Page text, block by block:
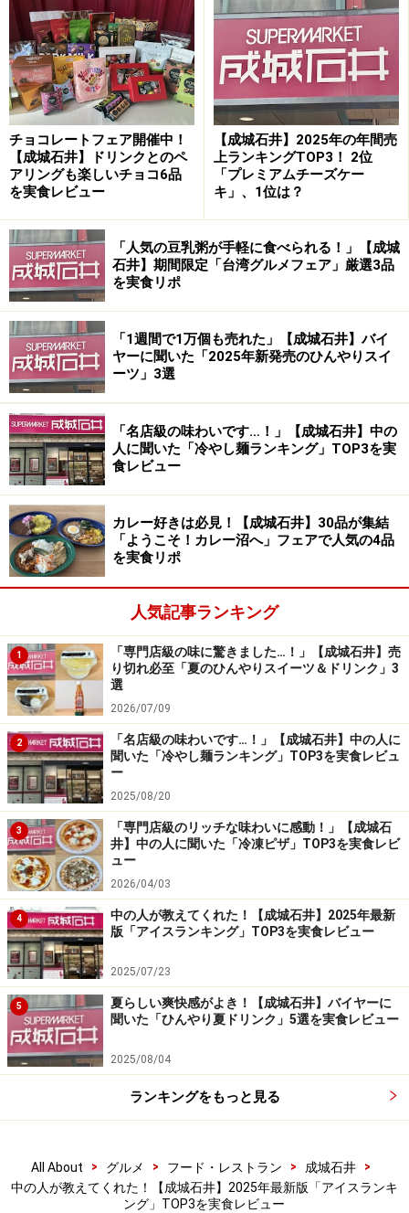
北海道産のミルクが主役の極上アイス！ 上品な口どけは高
級感があります
一口食べると、まるで北海道の牧場で食べているかのよ
うなミルクの濃さに驚きます。搾りたてのソフトクリー
ムのようなミルクのコクと、軽さがありつつも滑らかな
できます。
第2位：「成城石井 白バラアイスクリーム
バーミルク」479円
「成城石井 白バラアイスクリームバーミルク」 8本入479円
（税込）
第2位は「成城石井 白バラアイスクリームバーミルク」
8本入479円（税込）です。こちらは、鳥取県大山乳業農
協の「白バラ牛乳」を使用したアイスクリームバー。片
手で食べられる手軽さと、アイスクリームならではのク
リーミーな味わいが魅力です。
小さめサイズで食べやすさも◎。小腹が空いたときや口寂し
いときにもピッタリです
まるでミルクをそのまま食べているかのようで、ミルク
の素朴な甘みに癒されます。8本入りなので、1本あたり
約60円。大人の指2本分くらいの小ぶりなアイスクリー
ムバーなので、「ちょっとだけアイスが食べたいな」と
いうときにも最適です。
第1位：「成城石井 まるで果物のようなク
リーミージェラートマンゴー」356円
「成城石井 まるで果物のようなクリーミージェラートマン
ゴー」356円（税込）
栄えある第1位は、「成城石井 まるで果物のようなクリ
アルフォンソマンゴー果汁を原材料のうち30％も使用。
るジェラートです。
チョコレートフェア開催中！
【成城石井】ドリンクとのペ
アリングも楽しいチョコ6品
を実食レビュー
【成城石井】2025年の年間売
上ランキングTOP3！ 2位
「プレミアムチーズケー
キ」、1位は？
「人気の豆乳粥が手軽に食べられる！」【成城
石井】期間限定「台湾グルメフェア」厳選3品
を実食リポ
「1週間で1万個も売れた」【成城石井】バイ
ヤーに聞いた「2025年新発売のひんやりスイ
ーツ」3選
「名店級の味わいです…！」【成城石井】中の
人に聞いた「冷やし麺ランキング」TOP3を実
食レビュー
カレー好きは必見！【成城石井】30品が集結
「ようこそ！カレー沼へ」フェアで人気の4品
を実食リポ
人気記事ランキング
1
「専門店級の味に驚きました…！」【成城石井】売
り切れ必至「夏のひんやりスイーツ＆ドリンク」3
選
2026/07/09
2
「名店級の味わいです…！」【成城石井】中の人に
聞いた「冷やし麺ランキング」TOP3を実食レビュ
ー
2025/08/20
3
「専門店級のリッチな味わいに感動！」【成城石
井】中の人に聞いた「冷凍ピザ」TOP3を実食レビ
ュー
2026/04/03
4
中の人が教えてくれた！【成城石井】2025年最新
版「アイスランキング」TOP3を実食レビュー
2025/07/23
5
夏らしい爽快感がよき！【成城石井】バイヤーに
聞いた「ひんやり夏ドリンク」5選を実食レビュー
2025/08/04
ランキングをもっと見る
All About > グルメ > フード・レストラン > 成城石井
>
中の人が教えてくれた！【成城石井】2025年最新版「アイスランキ
ング」TOP3を実食レビュー